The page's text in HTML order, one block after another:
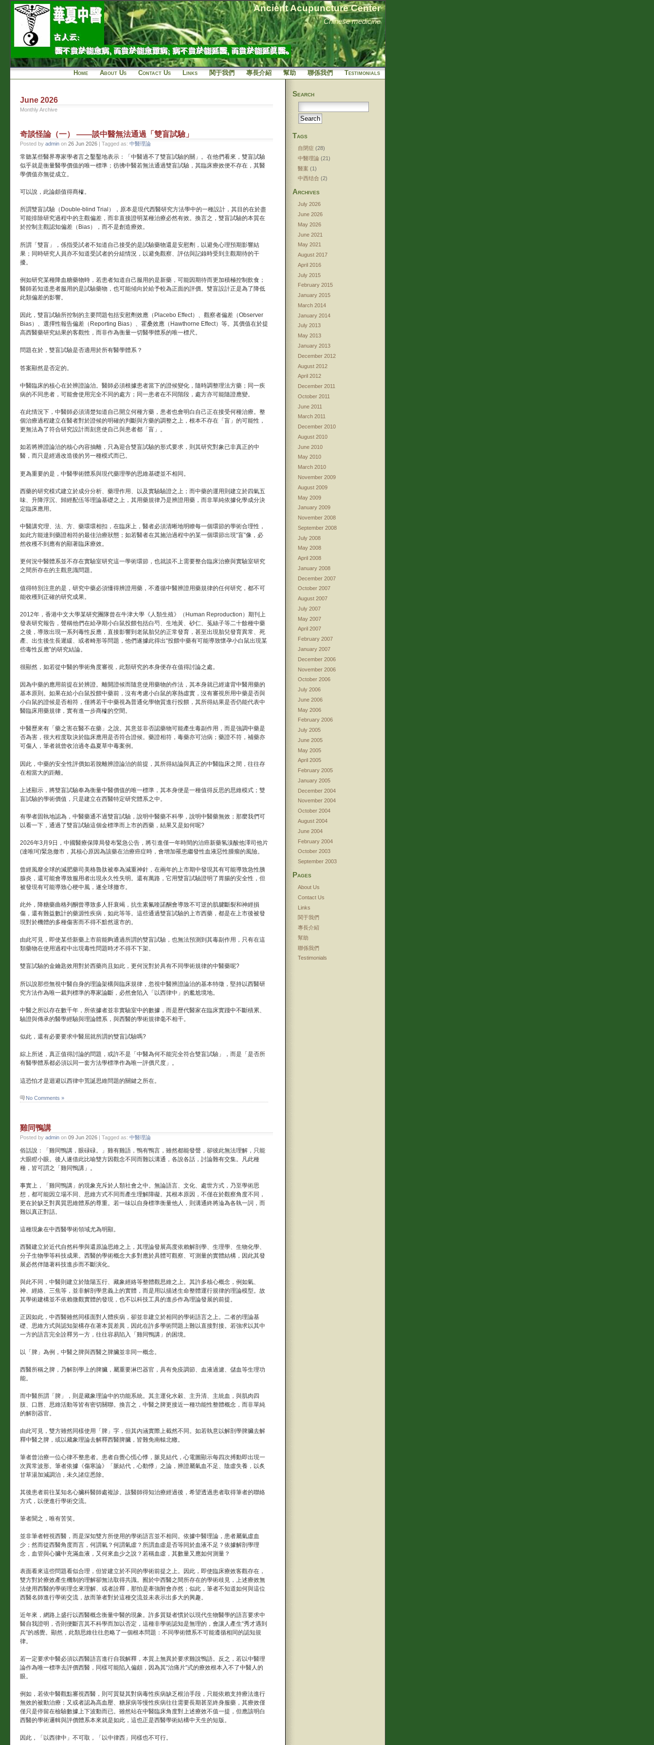
Ancient Acupuncture Center
Chinese medicine
Home About Us Contact Us Links 関于我們 專長介紹 幫助 聯係我們 Testimonials
June 2026
Monthly Archive
奇談怪論（一） ——談中醫無法通過「雙盲試驗」
Posted by admin on 26 Jun 2026 | Tagged as: 中醫理論
常聽某些醫界專家學者言之鑿鑿地表示：「中醫過不了雙盲試驗的關」。在他們看來，雙盲試驗
似乎就是衡量醫學價值的唯一標準；彷彿中醫若無法通過雙盲試驗，其臨床療效便不存在，其醫
學價值亦無從成立。
可以說，此論頗值得商榷。
所謂雙盲試驗（Double-blind Trial），原本是現代西醫研究方法學中的一種設計，其目的在於盡
可能排除研究過程中的主觀偏差，而非直接證明某種治療必然有效。換言之，雙盲試驗的本質在
於控制主觀認知偏差（Bias），而不是創造療效。
所謂「雙盲」，係指受試者不知道自己接受的是試驗藥物還是安慰劑，以避免心理預期影響結
果；同時研究人員亦不知道受試者的分組情況，以避免觀察、評估與記錄時受到主觀期待的干
擾。
例如研究某種降血糖藥物時，若患者知道自己服用的是新藥，可能因期待而更加積極控制飲食；
醫師若知道患者服用的是試驗藥物，也可能傾向於給予較為正面的評價。雙盲設計正是為了降低
此類偏差的影響。
因此，雙盲試驗所控制的主要問題包括安慰劑效應（Placebo Effect）、觀察者偏差（Observer
Bias）、選擇性報告偏差（Reporting Bias）、霍桑效應（Hawthorne Effect）等。其價值在於提
高西醫藥研究結果的客觀性，而非作為衡量一切醫學體系的唯一標尺。
問題在於，雙盲試驗是否適用於所有醫學體系？
答案顯然是否定的。
中醫臨床的核心在於辨證論治。醫師必須根據患者當下的證候變化，隨時調整理法方藥；同一疾
病的不同患者，可能會使用完全不同的處方；同一患者在不同階段，處方亦可能隨證應變。
在此情況下，中醫師必須清楚知道自己開立何種方藥，患者也會明白自己正在接受何種治療。整
個治療過程建立在醫者對於證候的明確的判斷與方藥的調整之上，根本不存在「盲」的可能性，
更無法為了符合研究設計而刻意使自己與患者都「盲」。
如若將辨證論治的核心內容抽離，只為迎合雙盲試驗的形式要求，則其研究對象已非真正的中
醫，而只是經過改造後的另一種模式而已。
更為重要的是，中醫學術體系與現代藥理學的思維基礎並不相同。
西藥的研究模式建立於成分分析、藥理作用、以及實驗驗證之上；而中藥的運用則建立於四氣五
味、升降浮沉、歸經配伍等理論基礎之上，其用藥規律乃是辨證用藥，而非單純依據化學成分決
定臨床應用。
中醫講究理、法、方、藥環環相扣，在臨床上，醫者必須清晰地明瞭每一個環節的學術合理性，
如此方能達到藥證相符的最佳治療狀態；如若醫者在其施治過程中的某一個環節出現“盲”像，必
然收穫不到應有的顯著臨床療效。
更何況中醫體系並不存在實驗室研究這一學術環節，也就談不上需要整合臨床治療與實驗室研究
之間所存在的主觀意識問題。
值得特別注意的是，研究中藥必須懂得辨證用藥，不遵循中醫辨證用藥規律的任何研究，都不可
能收穫到正確的研究成果。
2012年，香港中文大學某研究團隊曾在牛津大學《人類生殖》（Human Reproduction）期刊上
發表研究報告，聲稱他們在給孕期小白鼠投餵包括白芍、生地黃、砂仁、菟絲子等二十餘種中藥
之後，導致出現一系列毒性反應，直接影響到老鼠胎兒的正常發育，甚至出現胎兒發育異常、死
產、出生後生長遲緩、或者畸形等問題，他們遂據此得出“投餵中藥有可能導致懷孕小白鼠出現某
些毒性反應”的研究結論。
很顯然，如若從中醫的學術角度審視，此類研究的本身便存在值得討論之處。
因為中藥的應用前提在於辨證。離開證候而隨意使用藥物的作法，其本身就已經違背中醫用藥的
基本原則。如果在給小白鼠投餵中藥前，沒有考慮小白鼠的寒熱虛實，沒有審視所用中藥是否與
小白鼠的證候是否相符，僅將若干中藥視為普通化學物質進行投餵，其所得結果是否仍能代表中
醫臨床用藥規律，實有進一步商榷的空間。
中醫歷來有「藥之害在醫不在藥」之說。其意並非否認藥物可能產生毒副作用，而是強調中藥是
否為害，很大程度取決於臨床應用是否符合證候。藥證相符，毒藥亦可治病；藥證不符，補藥亦
可傷人，筆者就曾收治過冬蟲夏草中毒案例。
因此，中藥的安全性評價如若脫離辨證論治的前提，其所得結論與真正的中醫臨床之間，往往存
在相當大的距離。
上述顯示，將雙盲試驗奉為衡量中醫價值的唯一標準，其本身便是一種值得反思的思維模式；雙
盲試驗的學術價值，只是建立在西醫特定研究體系之中。
有學者固執地認為，中醫藥通不過雙盲試驗，說明中醫藥不科學，說明中醫藥無效；那麼我們可
以看一下，通過了雙盲試驗這個金標準而上市的西藥，結果又是如何呢?
2026年3月9日，中國醫療保障局發布緊急公告，將引進僅一年時間的治癌新藥氢溴酸他澤司他片
(達唯珂)緊急撤市，其核心原因為該藥在治療癌症時，會增加罹患繼發性血液惡性腫瘤的風險。
曾經風靡全球的減肥藥司美格魯肽被奉為減重神針，在兩年的上市期中發現其有可能導致急性胰
腺炎，還可能會導致服用者出現永久性失明。還有萬路，它用雙盲試驗證明了胃腸的安全性，但
被發現有可能導致心梗中風，遂全球撤市。
此外，降糖藥曲格列酮曾導致多人肝衰竭，抗生素氟喹諾酮會導致不可逆的肌腱斷裂和神經損
傷，還有難益數計的藥源性疾病，如此等等。這些通過雙盲試驗的上市西藥，都是在上市後被發
現對於機體的多種傷害而不得不黯然退市的。
由此可見，即使某些新藥上市前能夠通過所謂的雙盲試驗，也無法預測到其毒副作用，只有在這
類藥物在使用過程中出現毒性問題時才不得不下架。
雙盲試驗的金鑰匙效用對於西藥尚且如此，更何況對於具有不同學術規律的中醫藥呢?
所以說那些無視中醫自身的理論架構與臨床規律，忽視中醫辨證論治的基本特徵，堅持以西醫研
究方法作為唯一裁判標準的專家論斷，必然會陷入「以西律中」的尷尬境地。
中醫之所以存在數千年，所依據者並非實驗室中的數據，而是歷代醫家在臨床實踐中不斷積累、
驗證與傳承的醫學經驗與理論體系，與西醫的學術規律毫不相干。
似此，還有必要要求中醫屈就所謂的雙盲試驗嗎?
綜上所述，真正值得討論的問題，或許不是「中醫為何不能完全符合雙盲試驗」，而是「是否所
有醫學體系都必須以同一套方法學標準作為唯一評價尺度」。
這恐怕才是迴避以西律中荒誕思維問題的關鍵之所在。
No Comments »
雞同鴨講
Posted by admin on 09 Jun 2026 | Tagged as: 中醫理論
俗話說：「雞同鴨講，眼碌碌。」雞有雞語，鴨有鴨言，雖然都能發聲，卻彼此無法理解，只能
大眼瞪小眼。後人遂借此比喻雙方因觀念不同而難以溝通，各說各話，討論難有交集。凡此種
種，皆可謂之「雞同鴨講」。
事實上，「雞同鴨講」的現象充斥於人類社會之中。無論語言、文化、處世方式，乃至學術思
想，都可能因立場不同、思維方式不同而產生理解障礙。其根本原因，不僅在於觀察角度不同，
更在於缺乏對異質思維體系的尊重。若一味以自身標準衡量他人，則溝通終將淪為各執一詞，而
難以真正對話。
這種現象在中西醫學術領域尤為明顯。
西醫建立於近代自然科學與還原論思維之上，其理論發展高度依賴解剖學、生理學、生物化學、
分子生物學等科技成果。西醫的學術概念大多對應於具體可觀察、可測量的實體結構，因此其發
展必然伴隨著科技進步而不斷演化。
與此不同，中醫則建立於陰陽五行、藏象經絡等整體觀思維之上。其許多核心概念，例如氣、
神、經絡、三焦等，並非解剖學意義上的實體，而是用以描述生命整體運行規律的理論模型。故
其學術建構並不依賴微觀實體的發現，也不以科技工具的進步作為理論發展的前提。
正因如此，中西醫雖然同樣面對人體疾病，卻並非建立於相同的學術語言之上。二者的理論基
礎、思維方式與認知架構存在著本質差異，因此在許多學術問題上難以直接對接。若強求以其中
一方的語言完全詮釋另一方，往往容易陷入「雞同鴨講」的困境。
以「脾」為例，中醫之脾與西醫之脾臟並非同一概念。
西醫所稱之脾，乃解剖學上的脾臟，屬重要淋巴器官，具有免疫調節、血液過濾、儲血等生理功
能。
而中醫所謂「脾」，則是藏象理論中的功能系統。其主運化水穀、主升清、主統血，與肌肉四
肢、口唇、思維活動等皆有密切關聯。換言之，中醫之脾更接近一種功能性整體概念，而非單純
的解剖器官。
由此可見，雙方雖然同樣使用「脾」字，但其內涵實際上截然不同。如若執意以解剖學脾臟去解
釋中醫之脾，或以藏象理論去解釋西醫脾臟，皆難免南轅北轍。
筆者曾治療一位心律不整患者。患者自覺心慌心悸，脈見結代，心電圖顯示每四次搏動即出現一
次異常波形。筆者依據《傷寒論》「脈結代，心動悸」之論，辨證屬氣血不足、陰虛失養，以炙
甘草湯加減調治，未久諸症悉除。
其後患者前往某知名心臟科醫師處複診。該醫師得知治療經過後，希望透過患者取得筆者的聯絡
方式，以便進行學術交流。
筆者聞之，唯有苦笑。
並非筆者輕視西醫，而是深知雙方所使用的學術語言並不相同。依據中醫理論，患者屬氣虛血
少；然而從西醫角度而言，何謂氣？何謂氣虛？所謂血虛是否等同於血液不足？依據解剖學理
念，血管與心臟中充滿血液，又何來血少之說？若稱血虛，其數量又應如何測量？
表面看來這些問題看似合理，但皆建立於不同的學術前提之上。因此，即使臨床療效客觀存在，
雙方對於療效產生機制的理解卻無法取得共識。囿於中西醫之間所存在的學術歧見，上述療效無
法使用西醫的學術理念來理解、或者詮釋，那怕是牽強附會亦然；似此，筆者不知道如何與這位
西醫名師進行學術交流，故而筆者對於這種交流並未表示出多大的興趣。
近年來，網路上盛行以西醫概念衡量中醫的現象。許多質疑者慣於以現代生物醫學的語言要求中
醫自我證明，否則便斷言其不科學而加以否定，這種非學術認知是無理的，會讓人產生“秀才遇到
兵”的感覺。顯然，此類思維往往忽略了一個根本問題：不同學術體系不可能遵循相同的認知規
律。
若一定要求中醫必須以西醫語言進行自我解釋，本質上無異於要求雞說鴨語。反之，若以中醫理
論作為唯一標準去評價西醫，同樣可能陷入偏頗，因為其“治痛片”式的療效根本入不了中醫人的
眼。
例如，若依中醫觀點審視西醫，則可質疑其對病毒性疾病缺乏根治手段，只能依賴支持療法進行
無效的被動治療；又或者認為高血壓、糖尿病等慢性疾病往往需要長期甚至終身服藥，其療效僅
僅只是停留在檢驗數據上下波動而已。雖然站在中醫臨床角度對上述療效不值一提，但應該明白
西醫的學術邏輯與評價體系本來就是如此，這也正是西醫學術結構中天生的短版。
因此，「以西律中」不可取，「以中律西」同樣也不可行。
Search
Tags
自閉症 (28)
中醫理論(21)
醫案 (1)
中西结合(2)
Archives
July 2026
June 2026
May 2026
June 2021
May 2021
August 2017
April 2016
July 2015
February 2015
January 2015
March 2014
January 2014
July 2013
May 2013
January 2013
December 2012
August 2012
April 2012
December 2011
October 2011
June 2011
March 2011
December 2010
August 2010
June 2010
May 2010
March 2010
November 2009
August 2009
May 2009
January 2009
November 2008
September 2008
July 2008
May 2008
April 2008
January 2008
December 2007
October 2007
August 2007
July 2007
May 2007
April 2007
February 2007
January 2007
December 2006
November 2006
October 2006
July 2006
June 2006
May 2006
February 2006
July 2005
June 2005
May 2005
April 2005
February 2005
January 2005
December 2004
November 2004
October 2004
August 2004
June 2004
February 2004
October 2003
September 2003
Pages
About Us
Contact Us
Links
関于我們
專長介紹
幫助
聯係我們
Testimonials